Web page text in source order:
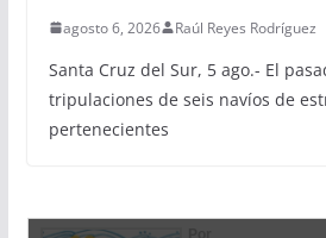
agosto 6, 2026 Raúl Reyes Rodríguez
Santa Cruz del Sur, 5 ago.- El
tripulaciones de seis navíos de
pertenecientes